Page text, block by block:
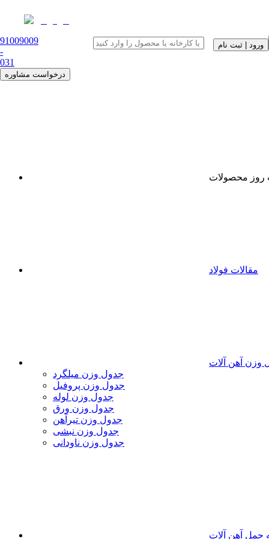
91009009
-
031
درخواست مشاوره
ورود | ثبت نام
روز محصولات
مقالات فولاد
وزن آهن آلات
جدول وزن میلگرد
جدول وزن پروفیل
جدول وزن لوله
جدول وزن ورق
جدول وزن تیرآهن
جدول وزن نبشی
جدول وزن ناودانی
حمل آهن آلات